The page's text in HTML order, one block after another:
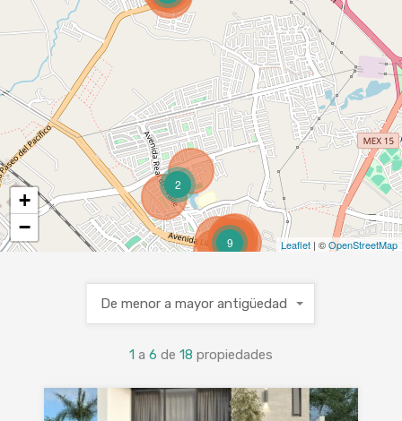
9
2
+
−
Leaflet | ©OpenStreetMap
1 a 6 de 18 propiedades
De menor a mayor antigüedad